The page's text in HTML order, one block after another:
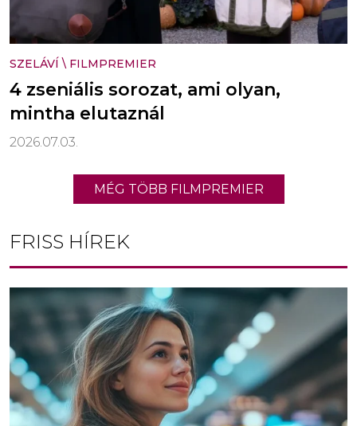
SZELÁVÍ \ FILMPREMIER
4 zseniális sorozat, ami olyan,
mintha elutaznál
2026.07.03.
MÉG TÖBB FILMPREMIER
FRISS HÍREK